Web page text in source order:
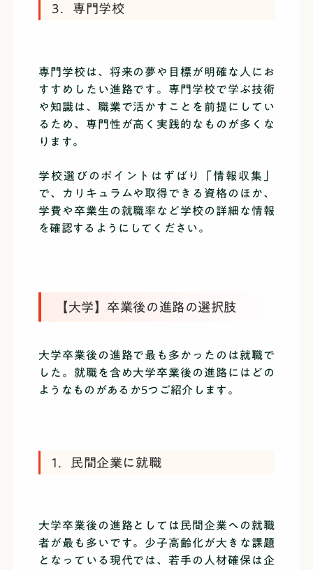
3．専門学校
専門学校は、将来の夢や目標が明確な人にお
すすめしたい進路です。専門学校で学ぶ技術
や知識は、職業で活かすことを前提にしてい
るため、専門性が高く実践的なものが多くな
ります。
学校選びのポイントはずばり「情報収集」
で、カリキュラムや取得できる資格のほか、
学費や卒業生の就職率など学校の詳細な情報
を確認するようにしてください。
【大学】卒業後の進路の選択肢
大学卒業後の進路で最も多かったのは就職で
した。就職を含め大学卒業後の進路にはどの
ようなものがあるか5つご紹介します。
1．民間企業に就職
大学卒業後の進路としては民間企業への就職
者が最も多いです。少子高齢化が大きな課題
となっている現代では、若手の人材確保は企